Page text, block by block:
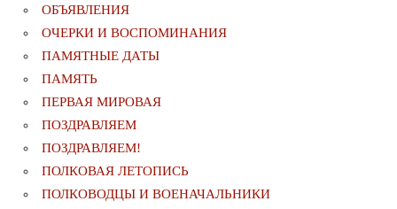
ОБЪЯВЛЕНИЯ
ОЧЕРКИ И ВОСПОМИНАНИЯ
ПАМЯТНЫЕ ДАТЫ
ПАМЯТЬ
ПЕРВАЯ МИРОВАЯ
ПОЗДРАВЛЯЕМ
ПОЗДРАВЛЯЕМ!
ПОЛКОВАЯ ЛЕТОПИСЬ
ПОЛКОВОДЦЫ И ВОЕНАЧАЛЬНИКИ